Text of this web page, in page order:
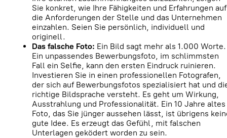
Sie konkret, wie Ihre Fähigkeiten und Erfahrungen auf
die Anforderungen der Stelle und das Unternehmen
einzahlen. Seien Sie persönlich, individuell und
originell.
Das falsche Foto: Ein Bild sagt mehr als 1.000 Worte.
Ein unpassendes Bewerbungsfoto, im schlimmsten
Fall ein Selfie, kann den ersten Eindruck ruinieren.
Investieren Sie in einen professionellen Fotografen,
der sich auf Bewerbungsfotos spezialisiert hat und
richtige Bildsprache versteht. Es geht um Wirkung,
Ausstrahlung und Professionalität. Ein 10 Jahre altes
Foto, das Sie jünger aussehen lässt, ist übrigens
gute Idee. Es erzeugt das Gefühl, mit falschen
Unterlagen geködert worden zu sein.